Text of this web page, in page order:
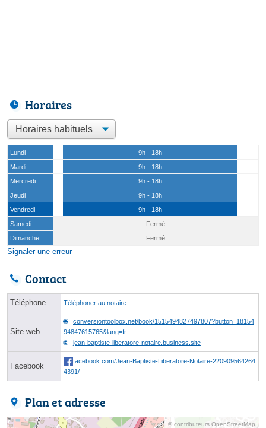
Horaires
Lundi
9h - 18h
Mardi
9h - 18h
Mercredi
9h - 18h
Jeudi
9h - 18h
Vendredi
9h - 18h
Samedi
Fermé
Dimanche
Fermé
Signaler une erreur
Contact
Téléphone Téléphoner au notaire
Site web
conversiontoolbox.net/book/1515494827497807?button=18154
94847615765&lang=fr
jean-baptiste-liberatore-notaire.business.site
Facebook
facebook.com/Jean-Baptiste-Liberatore-Notaire-220909564264
4391/
Plan et adresse
© contributeurs OpenStreetMap